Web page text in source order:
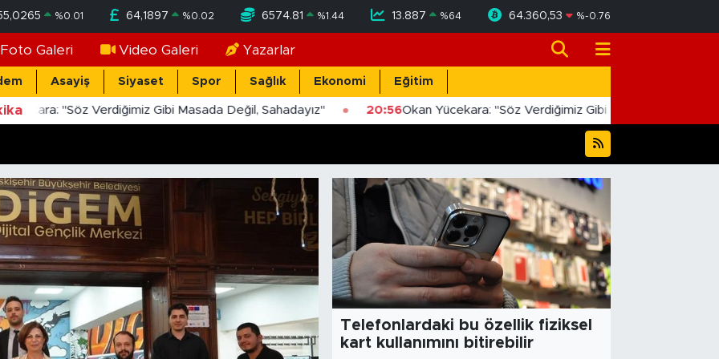
%0.01 64,1897 %0.02 6574.81 %1.44 13.887 %64 64.360,53 %-0.76
Foto Galeri Video Galeri Yazarlar
Asayiş Siyaset Spor Sağlık Ekonomi Eğitim
"Söz Verdiğimiz Gibi Masada Değil, Sahadayız" 20:56Okan Yücekara: "Söz Verdiğimiz Gibi Masada Değil,
Telefonlardaki bu özellik fiziksel
kart kullanımını bitirebilir